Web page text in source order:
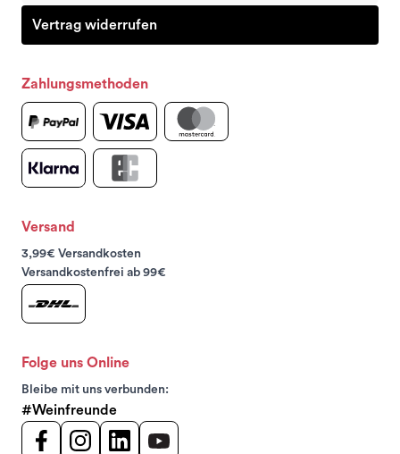
Vertrag widerrufen
Zahlungsmethoden
Versand
3,99€ Versandkosten
Versandkostenfrei ab 99€
Folge uns Online
Bleibe mit uns verbunden:
#Weinfreunde